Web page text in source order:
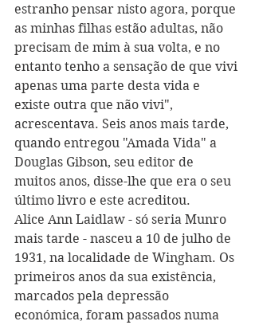
estranho pensar nisto agora, porque
as minhas filhas estão adultas, não
precisam de mim à sua volta, e no
entanto tenho a sensação de que vivi
apenas uma parte desta vida e
existe outra que não vivi",
acrescentava. Seis anos mais tarde,
quando entregou "Amada Vida" a
Douglas Gibson, seu editor de
muitos anos, disse-lhe que era o seu
último livro e este acreditou.
Alice Ann Laidlaw - só seria Munro
mais tarde - nasceu a 10 de julho de
1931, na localidade de Wingham. Os
primeiros anos da sua existência,
marcados pela depressão
económica, foram passados numa